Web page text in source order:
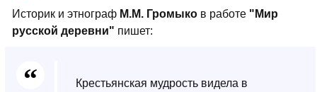
Историк и этнограф М.М. Громыко в работе "Мир
русской деревни" пишет:
Крестьянская мудрость видела в